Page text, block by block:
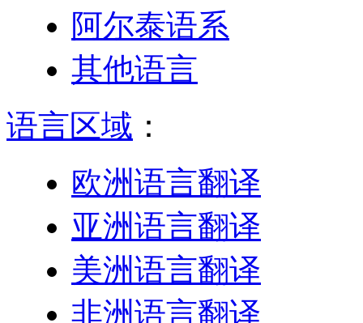
阿尔泰语系
其他语言
语言区域 ：
欧洲语言翻译
亚洲语言翻译
美洲语言翻译
非洲语言翻译